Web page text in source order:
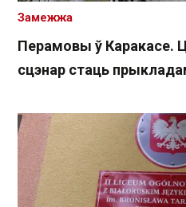
Перамовы ў Каракасе.
сцэнар стаць
Замежжа